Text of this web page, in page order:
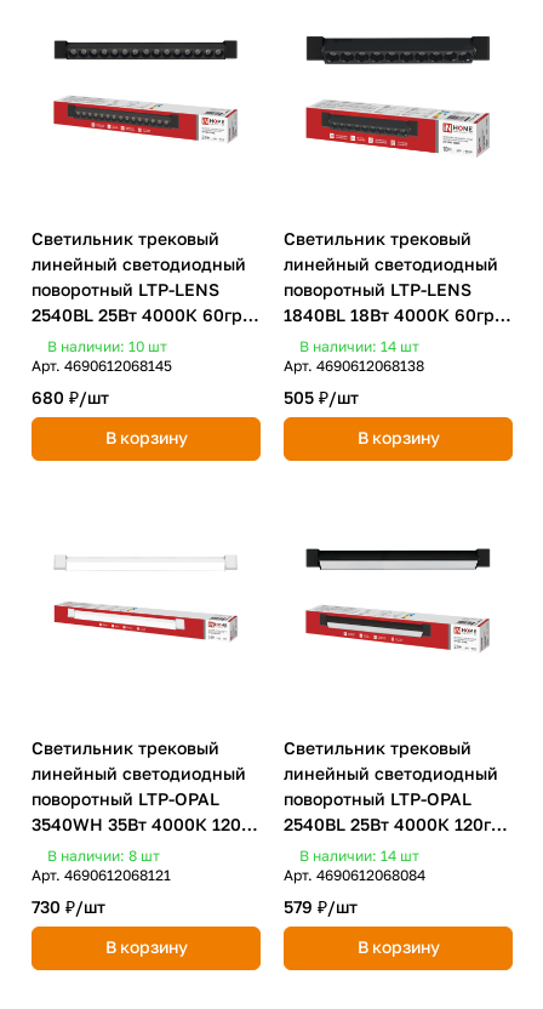
Светильник трековый
линейный светодиодный
поворотный LTP-LENS
2540BL 25Вт 4000К 60гр
465мм черный IN HOME
В наличии: 10 шт
Арт. 4690612068145
680 ₽/шт
В корзину
Светильник трековый
линейный светодиодный
поворотный LTP-LENS
1840BL 18Вт 4000К 60гр
333мм черный IN HOME
В наличии: 14 шт
Арт. 4690612068138
505 ₽/шт
В корзину
Светильник трековый
линейный светодиодный
поворотный LTP-OPAL
3540WH 35Вт 4000К 120гр
598мм белый IN HOME
В наличии: 8 шт
Арт. 4690612068121
730 ₽/шт
В корзину
Светильник трековый
линейный светодиодный
поворотный LTP-OPAL
2540BL 25Вт 4000К 120гр
465мм черный IN HOME
В наличии: 14 шт
Арт. 4690612068084
579 ₽/шт
В корзину